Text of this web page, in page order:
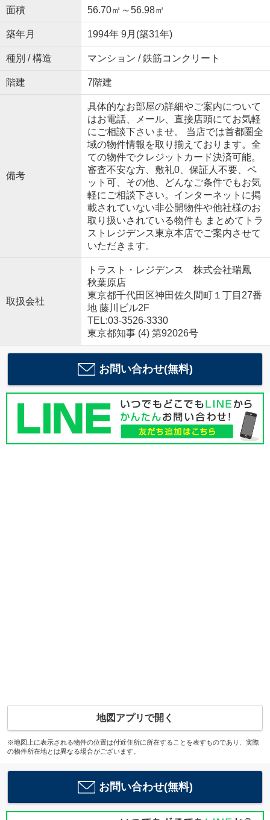
面積 56.70㎡～56.98㎡
築年月 1994年 9月(築31年)
種別 / 構造 マンション / 鉄筋コンクリート
階建 7階建
備考
具体的なお部屋の詳細やご案内について
はお電話、メール、直接店頭にてお気軽
にご相談下さいませ。 当店では首都圏全
域の物件情報を取り揃えております。全
ての物件でクレジットカード決済可能。
審査不安な方、敷礼0、保証人不要、ペ
ット可、その他、どんなご条件でもお気
軽にご相談下さい。インターネットに掲
載されていない非公開物件や他社様のお
取り扱いされている物件も まとめてトラ
ストレジデンス東京本店でご案内させて
いただきます。
取扱会社
トラスト・レジデンス 株式会社瑞鳳
秋葉原店
東京都千代田区神田佐久間町１丁目27番
地 藤川ビル2F
TEL:03-3526-3330
東京都知事 (4) 第92026号
お問い合わせ(無料)
地図アプリで開く
※地図上に表示される物件の位置は付近住所に所在することを表すものであり、実際
の物件所在地とは異なる場合がございます。
お問い合わせ(無料)